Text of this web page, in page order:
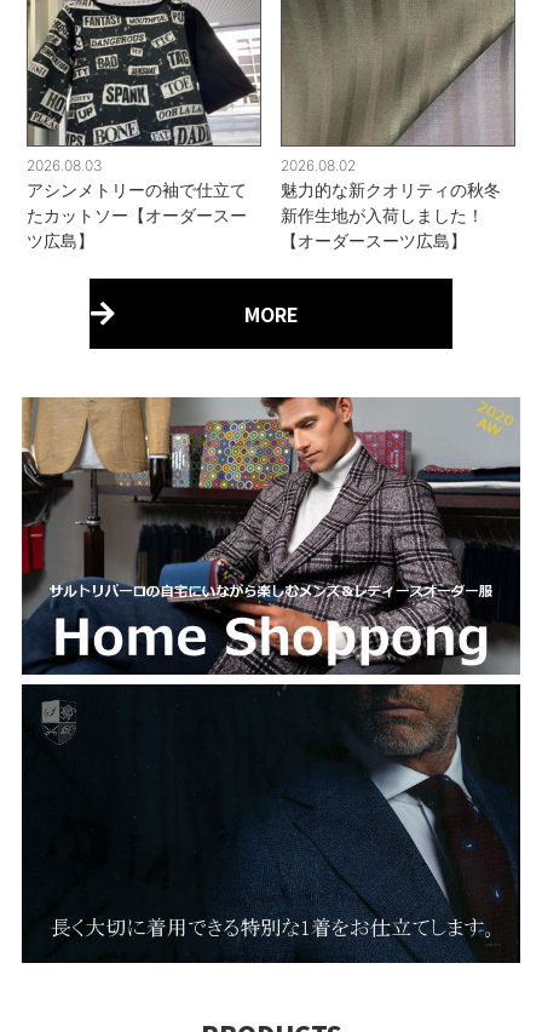
2026.08.03
アシンメトリーの袖で仕立て
たカットソー【オーダースー
ツ広島】
2026.08.02
魅力的な新クオリティの秋冬
新作生地が入荷しました！
【オーダースーツ広島】
MORE